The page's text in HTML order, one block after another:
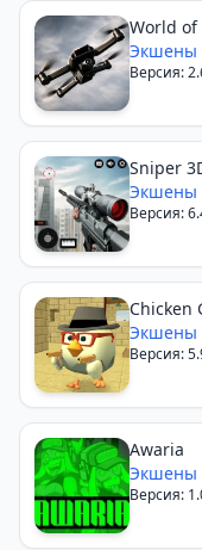
World of
Экшены
Версия:
Sniper
Экшены
Версия:
Chicken
Экшены
Версия:
Awaria
Экшены
Версия: